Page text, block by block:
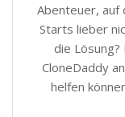
Abenteuer, auf
Starts lieber
die
CloneDaddy
helfen